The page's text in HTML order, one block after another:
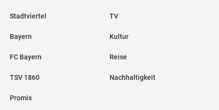
Stadtviertel
Bayern
FC Bayern
TSV 1860
Promis
TV
Kultur
Reise
Nachhaltigkeit